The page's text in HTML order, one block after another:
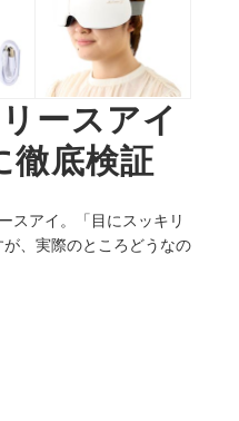
ースアイ
徹底検証
スアイ。「目にスッキリ
、実際のところどうなの